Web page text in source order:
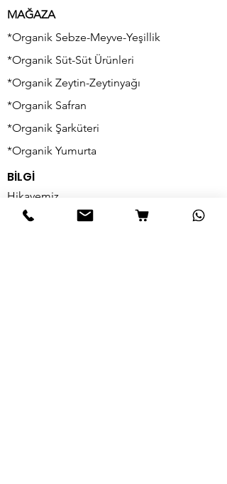
MAĞAZA
*Organik Sebze-Meyve-Yeşillik
*Organik Süt-Süt Ürünleri
*Organik Zeytin-Zeytinyağı
*Organik Safran
*Organik Şarküteri
*Organik Yumurta
BİLGİ
Hikayemiz
Bize Ulaşın